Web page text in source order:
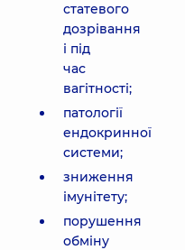
статевого
дозрівання
і під
час
вагітності;
патології
ендокринної
системи;
зниження
імунітету;
порушення
обміну